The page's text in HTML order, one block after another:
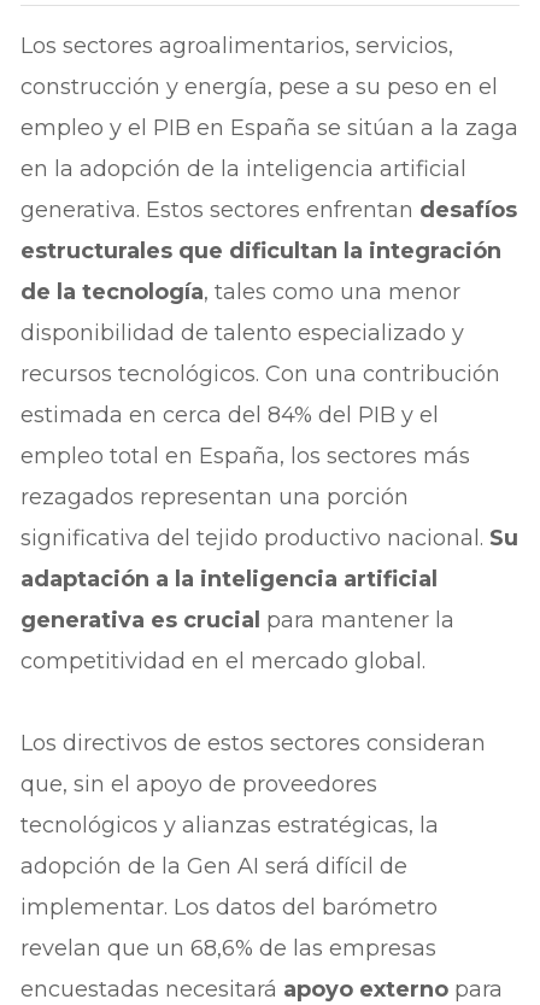
Los sectores agroalimentarios, servicios,
construcción y energía, pese a su peso en el
empleo y el PIB en España se sitúan a la zaga
en la adopción de la inteligencia artificial
generativa. Estos sectores enfrentan desafíos
estructurales que dificultan la integración
de la tecnología, tales como una menor
disponibilidad de talento especializado y
recursos tecnológicos. Con una contribución
estimada en cerca del 84% del PIB y el
empleo total en España, los sectores más
rezagados representan una porción
significativa del tejido productivo nacional. Su
adaptación a la inteligencia artificial
generativa es crucial para mantener la
competitividad en el mercado global.
Los directivos de estos sectores consideran
que, sin el apoyo de proveedores
tecnológicos y alianzas estratégicas, la
adopción de la Gen AI será difícil de
implementar. Los datos del barómetro
revelan que un 68,6% de las empresas
encuestadas necesitará apoyo externo para